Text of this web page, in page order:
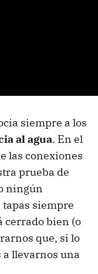
siempre a los
al agua. En el
las conexiones
prueba de
ningún
siempre
cerrado bien (o
que, si lo
a llevarnos una